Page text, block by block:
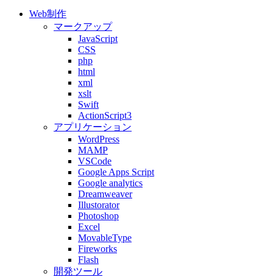
Web制作
マークアップ
JavaScript
CSS
php
html
xml
xslt
Swift
ActionScript3
アプリケーション
WordPress
MAMP
VSCode
Google Apps Script
Google analytics
Dreamweaver
Illustorator
Photoshop
Excel
MovableType
Fireworks
Flash
開発ツール